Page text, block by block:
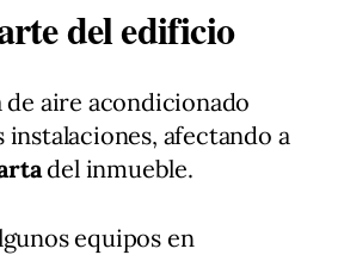
del edificio
de aire acondicionado
afectando a
del inmueble.
equipos en